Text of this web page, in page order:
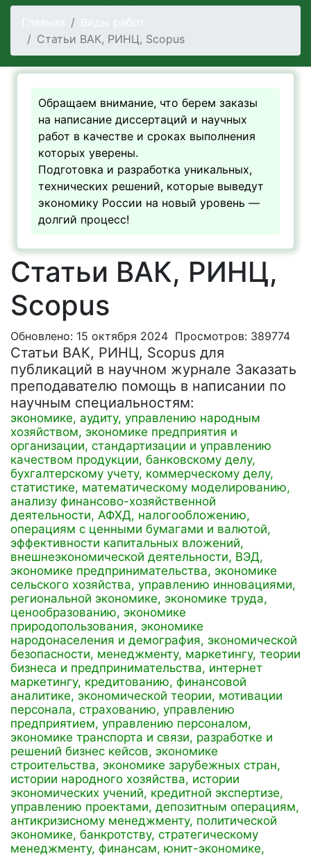
Статьи ВАК, РИНЦ, Scopus
Обращаем внимание, что берем заказы
на написание диссертаций и научных
работ в качестве и сроках выполнения
которых уверены.
Подготовка и разработка уникальных,
технических решений, которые выведут
экономику России на новый уровень —
долгий процесс!
Статьи ВАК, РИНЦ,
Scopus
Обновлено: 15 октября 2024 Просмотров: 389774
Статьи ВАК, РИНЦ, Scopus для
публикаций в научном журнале Заказать
преподавателю помощь в написании по
научным специальностям:
экономике, аудиту, управлению народным
хозяйством, экономике предприятия и
организации, стандартизации и управлению
качеством продукции, банковскому делу,
бухгалтерскому учету, коммерческому делу,
статистике, математическому моделированию,
анализу финансово-хозяйственной
деятельности, АФХД, налогообложению,
операциям с ценными бумагами и валютой,
эффективности капитальных вложений,
внешнеэкономической деятельности, ВЭД,
экономике предпринимательства, экономике
сельского хозяйства, управлению инновациями,
региональной экономике, экономике труда,
ценообразованию, экономике
природопользования, экономике
народонаселения и демография, экономической
безопасности, менеджменту, маркетингу, теории
бизнеса и предпринимательства, интернет
маркетингу, кредитованию, финансовой
аналитике, экономической теории, мотивации
персонала, страхованию, управлению
предприятием, управлению персоналом,
экономике транспорта и связи, разработке и
решений бизнес кейсов, экономике
строительства, экономике зарубежных стран,
истории народного хозяйства, истории
экономических учений, кредитной экспертизе,
управлению проектами, депозитным операциям,
антикризисному менеджменту, политической
экономике, банкротству, стратегическому
менеджменту, финансам, юнит-экономике,